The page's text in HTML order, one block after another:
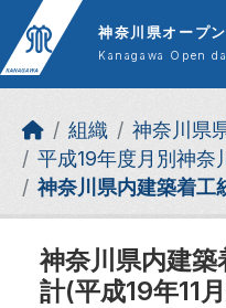
Skip to main content
神奈川県オープ
Kanagawa Open
組織
神奈川県
平成19年度月別神奈
神奈川県内建築着工
神奈川県内建築
計(平成19年11